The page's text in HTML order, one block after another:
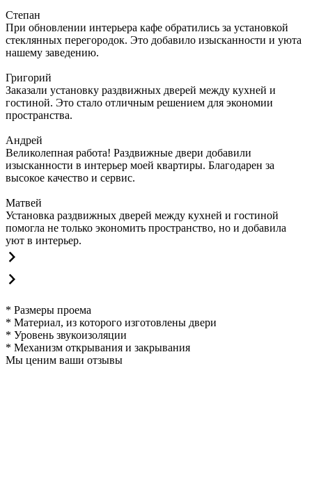
Степан
При обновлении интерьера кафе обратились за установкой
стеклянных перегородок. Это добавило изысканности и уюта
нашему заведению.
Григорий
Заказали установку раздвижных дверей между кухней и
гостиной. Это стало отличным решением для экономии
пространства.
Андрей
Великолепная работа! Раздвижные двери добавили
изысканности в интерьер моей квартиры. Благодарен за
высокое качество и сервис.
Матвей
Установка раздвижных дверей между кухней и гостиной
помогла не только экономить пространство, но и добавила
уют в интерьер.
* Размеры проема
* Материал, из которого изготовлены двери
* Уровень звукоизоляции
* Механизм открывания и закрывания
Мы ценим ваши отзывы